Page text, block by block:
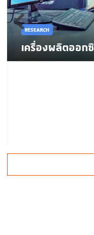
RESEARCH
เครื่องผลิตออก